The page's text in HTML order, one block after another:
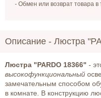
- Обмен или возврат товара в
Описание - Люстра
Люстра "PARDO 18366" -
высокофункциональный
замечательным способом
в комнате. В конструкцию